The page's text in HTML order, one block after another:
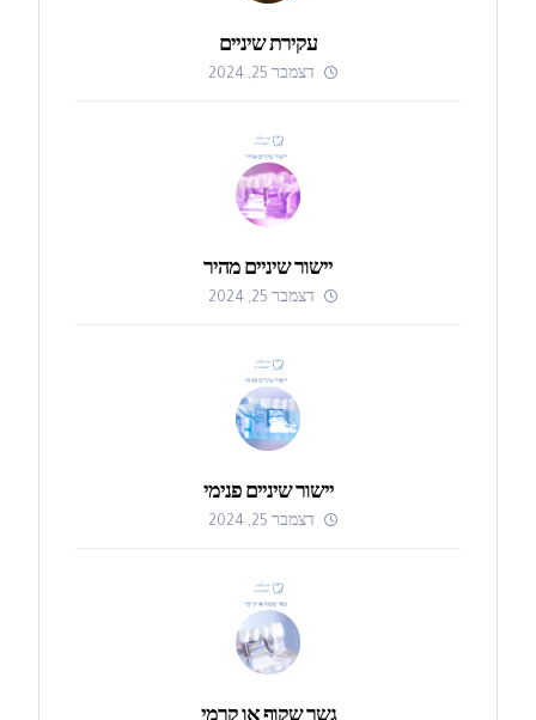
עקירת שיניים
דצמבר 25, 2024
יישור שיניים מהיר
דצמבר 25, 2024
יישור שיניים פנימי
דצמבר 25, 2024